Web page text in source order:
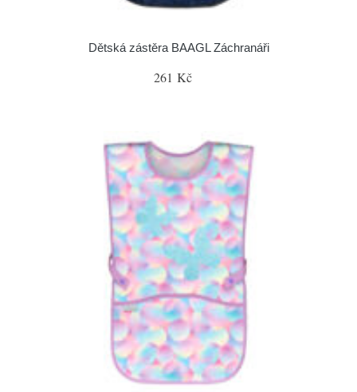
Dětská zástěra BAAGL Záchranáři
261 Kč